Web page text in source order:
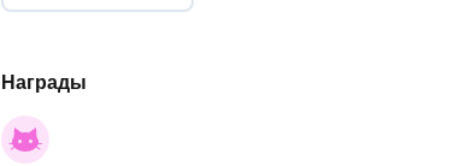
Награды